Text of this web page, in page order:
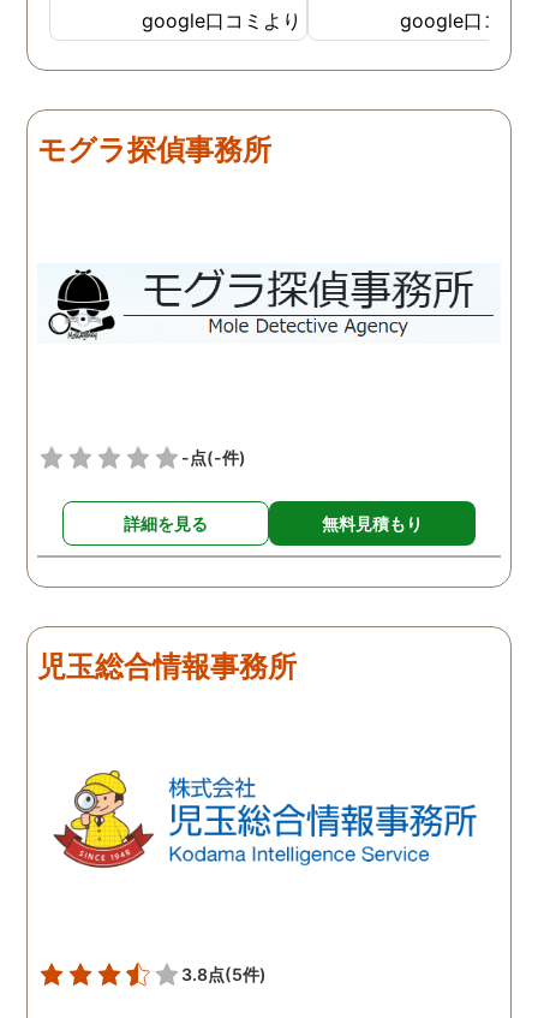
google口コミより google口コミ
モグラ探偵事務所
-点(-件)
詳細を見る 無料見積もり
児玉総合情報事務所
3.8点(5件)